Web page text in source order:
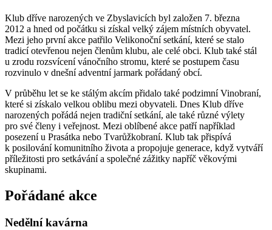
Klub dříve narozených ve Zbyslavicích byl založen 7. března
2012 a hned od počátku si získal velký zájem místních obyvatel.
Mezi jeho první akce patřilo Velikonoční setkání, které se stalo
tradicí otevřenou nejen členům klubu, ale celé obci. Klub také stál
u zrodu rozsvícení vánočního stromu, které se postupem času
rozvinulo v dnešní adventní jarmark pořádaný obcí.
V průběhu let se ke stálým akcím přidalo také podzimní Vinobraní,
které si získalo velkou oblibu mezi obyvateli. Dnes Klub dříve
narozených pořádá nejen tradiční setkání, ale také různé výlety
pro své členy i veřejnost. Mezi oblíbené akce patří například
posezení u Prasátka nebo Tvarůžkobraní. Klub tak přispívá
k posilování komunitního života a propojuje generace, když vytváří
příležitosti pro setkávání a společné zážitky napříč věkovými
skupinami.
Pořádané akce
Nedělní kavárna